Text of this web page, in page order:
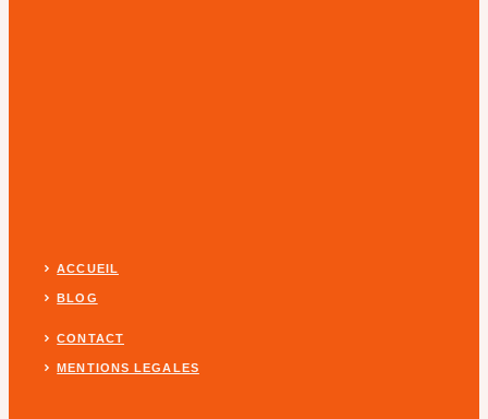
ACCUEIL
BLOG
CONTACT
MENTIONS LEGALES